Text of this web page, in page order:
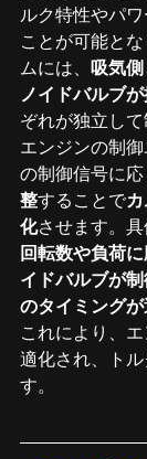
ルク特性やパ
ことが可能と
ムには、
吸気
ノイドバルブ
ぞれが独立して
エンジンの制
の制御信号に応
整することで
化させます。具
回転数や負荷
イドバルブが
のタイミング
これにより、
適化され、ト
す。